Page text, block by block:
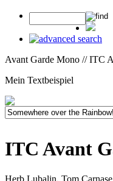
Avant Garde Mono // ITC
Mein Textbeispiel
ITC Avant
Herb Lubalin, Tom